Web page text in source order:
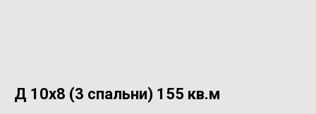
Д 10х8 (3 спальни) 155 кв.м